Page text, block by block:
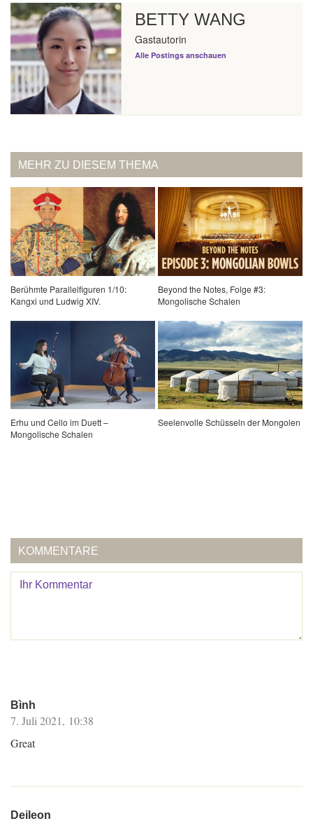
BETTY WANG
Gastautorin
Alle Postings anschauen
MEHR ZU DIESEM THEMA
Berühmte Parallelfiguren 1/10:
Kangxi und Ludwig XIV.
Beyond the Notes, Folge #3:
Mongolische Schalen
Erhu und Cello im Duett –
Mongolische Schalen
Seelenvolle Schüsseln der Mongolen
KOMMENTARE
Bình
7. Juli 2021, 10:38
Great
Deileon